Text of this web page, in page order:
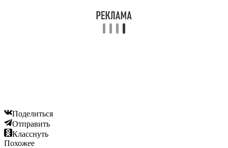
Поделиться
Отправить
Класснуть
Похожее